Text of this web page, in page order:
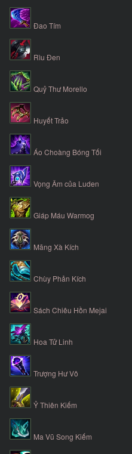
Đao Tím
Rìu Đen
Quỷ Thư Morello
Huyết Trảo
Áo Choàng Bóng Tối
Vọng Âm của Luden
Giáp Máu Warmog
Mãng Xà Kích
Chùy Phản Kích
Sách Chiêu Hồn Mejai
Hoa Tử Linh
Trượng Hư Vô
Ỷ Thiên Kiếm
Ma Vũ Song Kiếm